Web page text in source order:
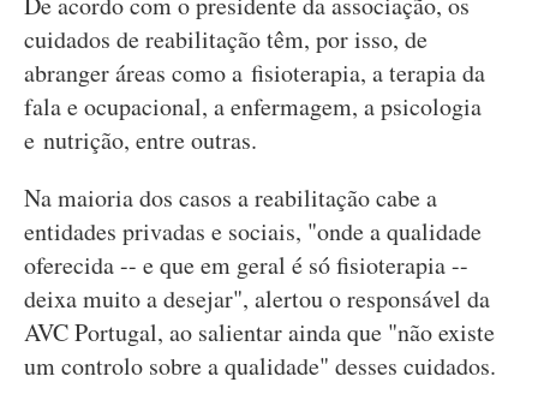
cuidados de reabilitação têm, por isso, de
abranger áreas como a fisioterapia, a terapia da
fala e ocupacional, a enfermagem, a psicologia
e nutrição, entre outras.
Na maioria dos casos a reabilitação cabe a
entidades privadas e sociais, "onde a qualidade
oferecida -- e que em geral é só fisioterapia --
deixa muito a desejar", alertou o responsável da
AVC Portugal, ao salientar ainda que "não existe
um controlo sobre a qualidade" desses cuidados.